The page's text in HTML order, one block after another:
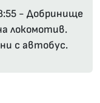
- Добринище
локомотив.
с автобус.